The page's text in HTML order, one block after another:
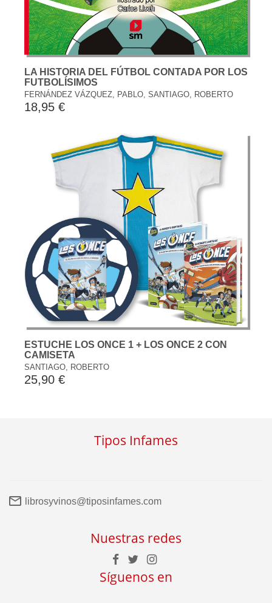
LA HISTORIA DEL FÚTBOL CONTADA POR LOS
FUTBOLÍSIMOS
FERNÁNDEZ VÁZQUEZ, PABLO, SANTIAGO, ROBERTO
18,95 €
ESTUCHE LOS ONCE 1 + LOS ONCE 2 CON
CAMISETA
SANTIAGO, ROBERTO
25,90 €
Tipos Infames
librosyvinos@tiposinfames.com
Nuestras redes
Síguenos en